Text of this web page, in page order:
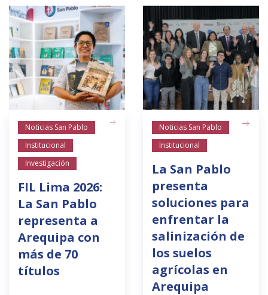
Noticias San Pablo
Institucional
Investigación
FIL Lima 2026:
La San Pablo
representa a
Arequipa con
más de 70
títulos
Noticias San Pablo
Institucional
La San Pablo
presenta
soluciones para
enfrentar la
salinización de
los suelos
agrícolas en
Arequipa